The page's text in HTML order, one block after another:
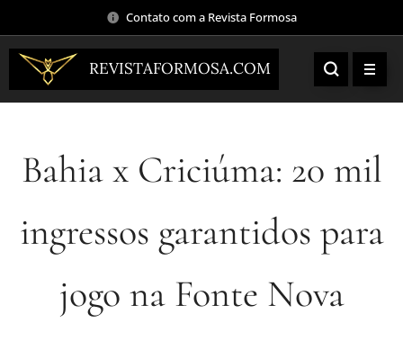
Contato com a Revista Formosa
REVISTAFORMOSA.COM
Bahia x Criciúma: 20 mil
ingressos garantidos para
jogo na Fonte Nova